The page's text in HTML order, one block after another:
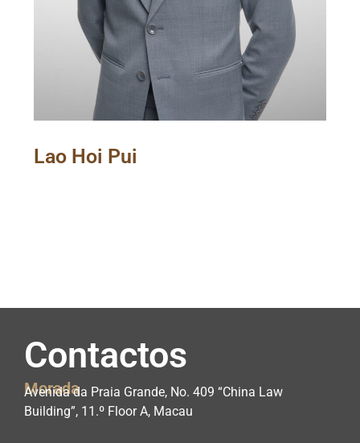
Lao Hoi Pui
Contactos
Morada
Avenida da Praia Grande, No. 409 “China Law
Building”, 11.º Floor A, Macau